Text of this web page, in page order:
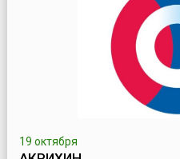
19 октября